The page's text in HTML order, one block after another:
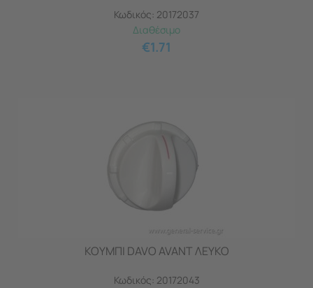
Κωδικός: 20172037
Διαθέσιμο
€1.71
ΚΟΥΜΠΙ DAVO AVANT ΛΕΥΚΟ
Κωδικός: 20172043